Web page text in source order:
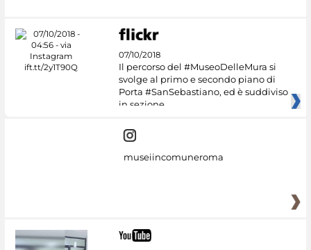
07/10/2018
Il percorso del #MuseoDelleMura si
svolge al primo e secondo piano di
Porta #SanSebastiano, ed è suddiviso
in sezione
museiincomuneroma